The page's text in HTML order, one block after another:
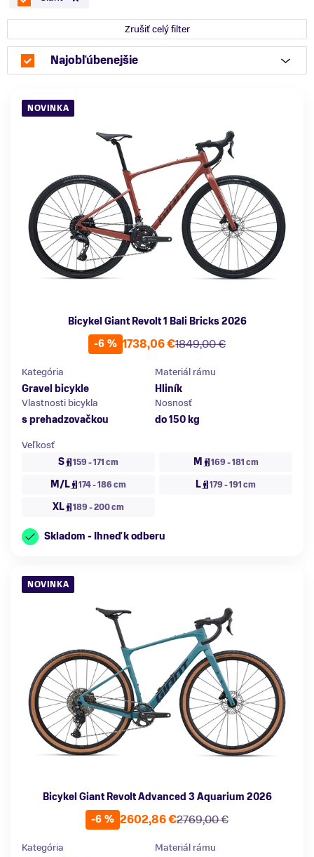
Zrušiť celý filter
Najobľúbenejšie
NOVINKA
Bicykel Giant Revolt 1 Bali Bricks 2026
-6 %
1849,00 €
1738,06 €
Kategória
Gravel bicykle
Materiál rámu
Hliník
Vlastnosti bicykla
s prehadzovačkou
Nosnosť
do 150 kg
Veľkosť
S
159 - 171 cm M 169 - 181 cm
M/L 174 - 186 cm L 179 - 191 cm
XL 189 - 200 cm
Skladom - Ihneď k odberu
NOVINKA
Bicykel Giant Revolt Advanced 3 Aquarium 2026
-6 %
2769,00 €
2602,86 €
Kategória
Materiál rámu